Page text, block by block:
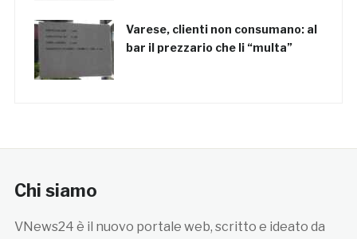
Varese, clienti non consumano: al
bar il prezzario che li “multa”
Chi siamo
VNews24 è il nuovo portale web, scritto e ideato da